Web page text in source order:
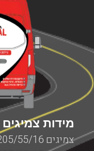
מידות צמיגים
צמיגים 205/55/16